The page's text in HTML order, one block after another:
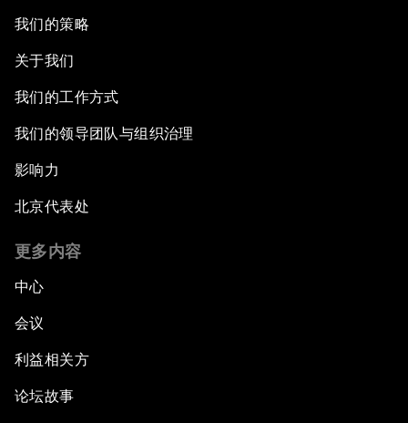
我们的策略
关于我们
我们的工作方式
我们的领导团队与组织治理
影响力
北京代表处
更多内容
中心
会议
利益相关方
论坛故事